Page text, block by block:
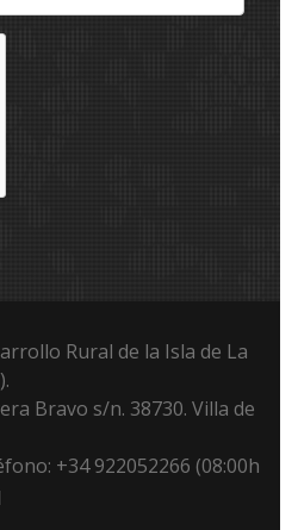
Rural de la Isla de La
Bravo s/n. 38730. Villa de
+34 922052266 (08:00h